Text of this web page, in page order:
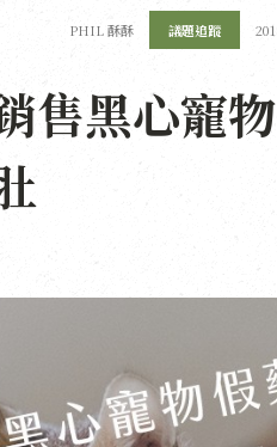
PHIL 酥酥 議題追蹤
售黑心寵